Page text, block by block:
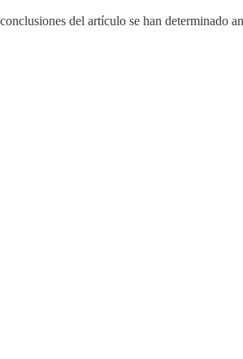
del artículo se han determinado